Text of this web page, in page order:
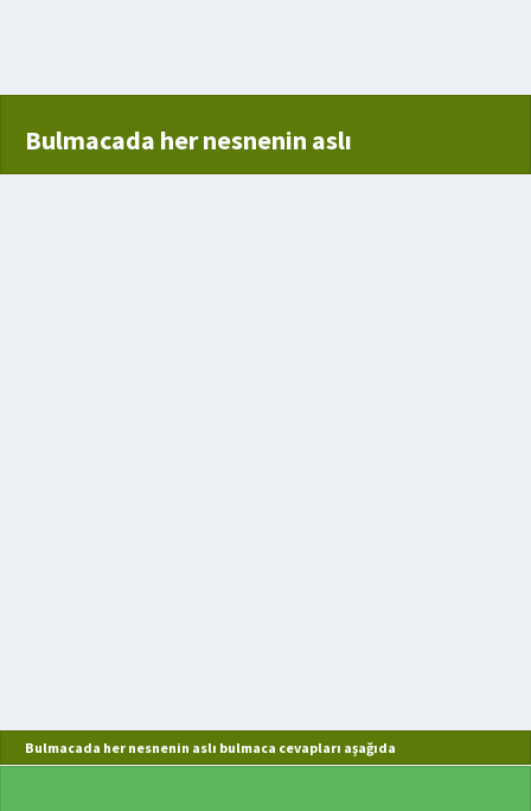
Bulmacada her nesnenin aslı
Bulmacada her nesnenin aslı bulmaca cevapları aşağıda